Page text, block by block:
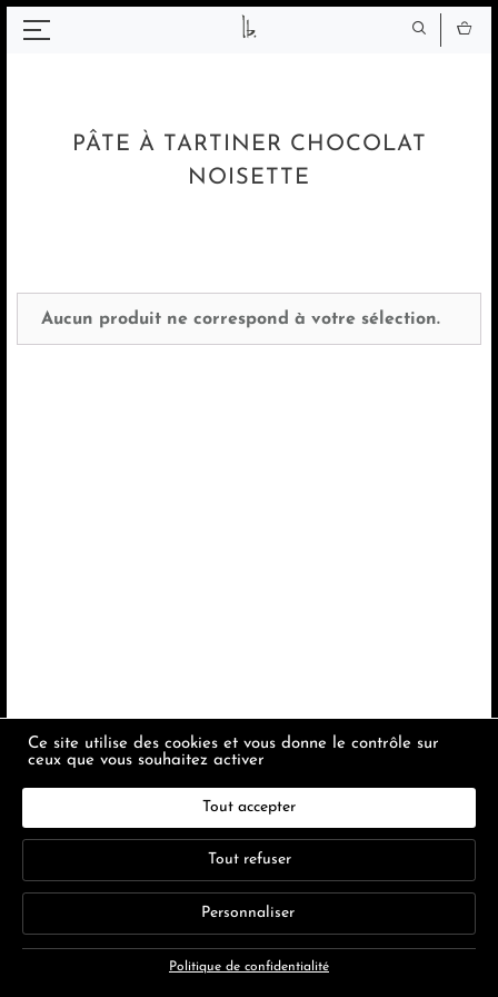
PÂTE À TARTINER CHOCOLAT
NOISETTE
Aucun produit ne correspond à votre sélection.
Panneau de gestion des cookies
Ce site utilise des cookies et vous donne le contrôle sur
ceux que vous souhaitez activer
Tout accepter
Tout refuser
Personnaliser
Politique de confidentialité